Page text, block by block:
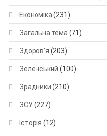
Економіка (231)
Загальна тема (71)
Здоров'я (203)
Зеленський (100)
Зрадники (210)
ЗСУ(227)
Історія (12)